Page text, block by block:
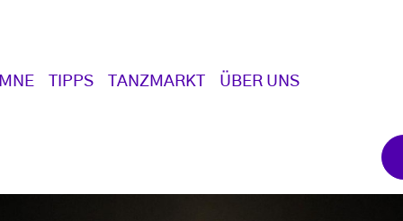
TIPPS TANZMARKT ÜBER UNS